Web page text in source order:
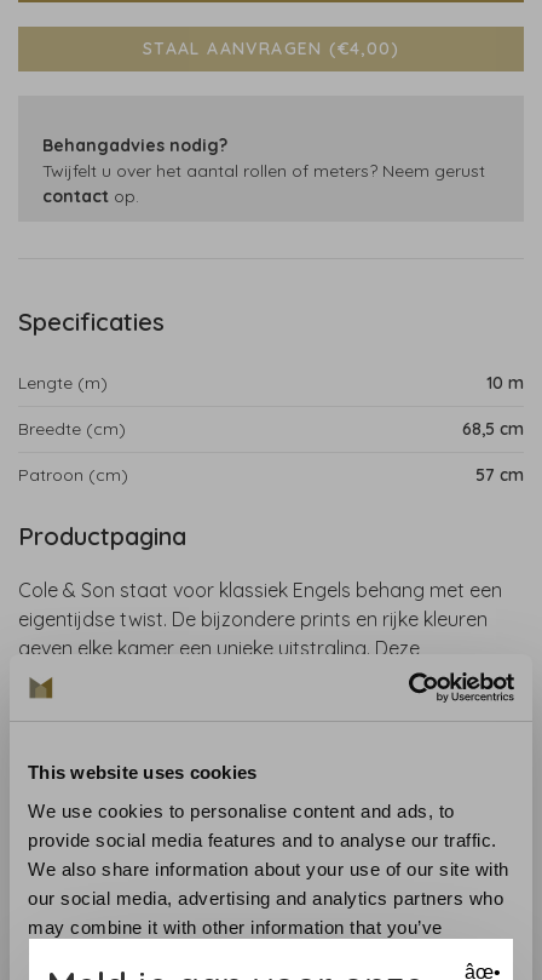
This website uses cookies
We use cookies to personalise content and ads, to
provide social media features and to analyse our traffic.
We also share information about your use of our site with
our social media, advertising and analytics partners who
may combine it with other information that you’ve
STAAL AANVRAGEN (€4,00)
Behangadvies nodig?
Twijfelt u over het aantal rollen of meters? Neem gerust
contact op.
Specificaties
Lengte (m) 10 m
Breedte (cm) 68,5 cm
Patroon (cm) 57 cm
Productpagina
Cole & Son staat voor klassiek Engels behang met een
eigentijdse twist. De bijzondere prints en rijke kleuren
geven elke kamer een unieke uitstraling. Deze
muurbekleding van Cole & Son, uit de collectie Fornasetti
Senza Tempo II, brengt Italiaanse humor en Brits
en Fornasetti, het iconische Milanese atelier, creëert een
Collectie: Fornasetti Senza Tempo II
Materiaal: Vliesbehang
Aanbevolen lijm: Lijm zoals de Arte Clearpro
Aanbrengen en onderhoud: Lees zorgvuldig de
aanwijzingen op de wikkel. Bij twijfel helpen wij u graag.
âœ•